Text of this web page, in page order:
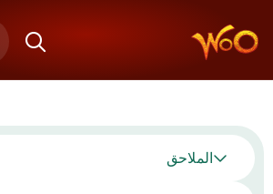
الملاحق